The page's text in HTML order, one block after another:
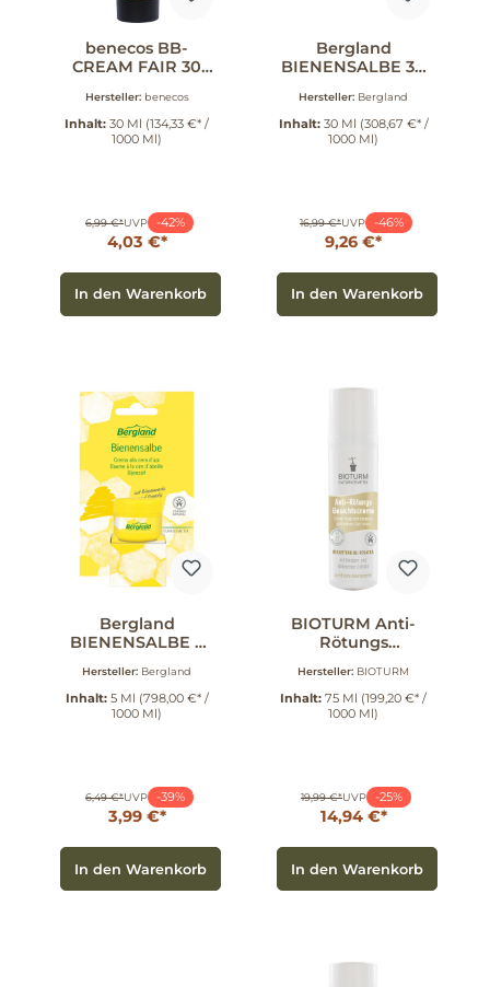
benecos BB-
CREAM FAIR 30
Hersteller: benecos
Inhalt: 30 Ml (134,33 €* /
1000 Ml)
6,99 €*UVP -42%
4,03 €*
In den Warenkorb
Bergland
BIENENSALBE 30
Hersteller: Bergland
Inhalt: 30 Ml (308,67 €* /
1000 Ml)
16,99 €*UVP -46%
9,26 €*
In den Warenkorb
Bergland
BIENENSALBE 5
Hersteller: Bergland
Inhalt: 5 Ml (798,00 €* /
1000 Ml)
6,49 €*UVP -39%
3,99 €*
In den Warenkorb
BIOTURM Anti-
Rötungs
ml
Hersteller: BIOTURM
Inhalt: 75 Ml (199,20 €* /
1000 Ml)
19,99 €*UVP -25%
14,94 €*
In den Warenkorb